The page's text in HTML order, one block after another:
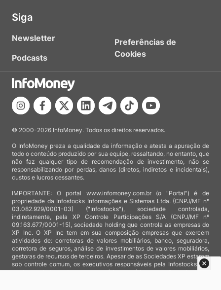
Siga
Newsletter
Podcasts
Preferências de
Cookies
© 2000-2026 InfoMoney. Todos os direitos reservados.
O InfoMoney preza a qualidade da informação e atesta a apuração de
todo o conteúdo produzido por sua equipe, ressaltando, no entanto, que
não faz qualquer tipo de recomendação de investimento, não se
responsabilizando por perdas, danos (diretos, indiretos e incidentais),
custos e lucros cessantes.
IMPORTANTE: O portal www.infomoney.com.br (o "Portal") é de
propriedade da Infostocks Informações e Sistemas Ltda. (CNPJ/MF nº
03.082.929/0001-03) ("Infostocks"), sociedade controlada,
indiretamente, pela XP Controle Participações S/A (CNPJ/MF nº
09.163.677/0001-15), sociedade holding que controla as empresas do
XP Inc. O XP Inc tem em sua composição empresas que exercem
atividades de: corretoras de valores mobiliários, banco, seguradora,
corretora de seguros, análise de investimentos de valores mobiliários,
gestoras de recursos de terceiros. Apesar de as Sociedades XP estarem
sob controle comum, os executivos responsáveis pela Infostocks são
totalmente independentes e as notícias, matérias e opiniões veiculadas